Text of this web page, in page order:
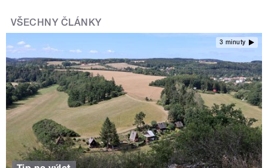
VŠECHNY ČLÁNKY
3 minuty